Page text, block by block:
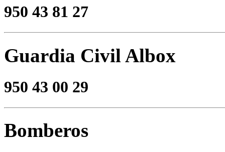
950 43 81 27
Guardia Civil Albox
950 43 00 29
Bomberos